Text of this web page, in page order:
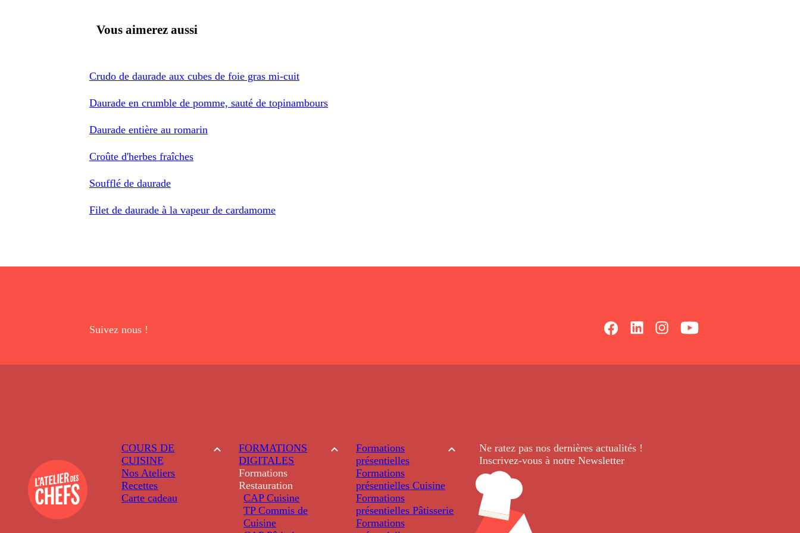
Vous aimerez aussi
Crudo de daurade aux cubes de foie gras mi-cuit
Daurade en crumble de pomme, sauté de topinambours
Daurade entière au romarin
Croûte d'herbes fraîches
Soufflé de daurade
Filet de daurade à la vapeur de cardamome
Suivez nous !
COURS DE
CUISINE
Nos Ateliers
Recettes
Carte cadeau
FORMATIONS
DIGITALES
Formations
Restauration
CAP Cuisine
TP Commis de
Cuisine
Formations
présentielles
Formations
présentielles Cuisine
Formations
présentielles Pâtisserie
Formations
Ne ratez pas nos dernièresactualités !
Inscrivez-vous à notre Newsletter.